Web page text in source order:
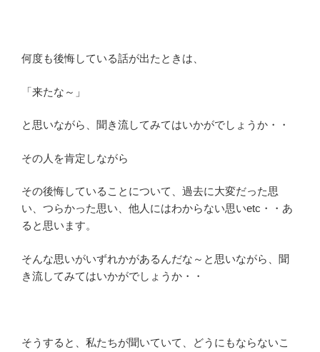
何度も後悔している話が出たときは、
「来たな～」
と思いながら、聞き流してみてはいかがでしょうか・・
その人を肯定しながら
その後悔していることについて、過去に大変だった思
い、つらかった思い、他人にはわからない思いetc・・あ
ると思います。
そんな思いがいずれかがあるんだな～と思いながら、聞
き流してみてはいかがでしょうか・・
そうすると、私たちが聞いていて、どうにもならないこ